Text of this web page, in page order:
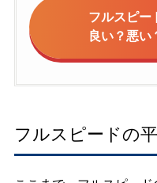
フルスピー
良い？悪い
フルスピードの